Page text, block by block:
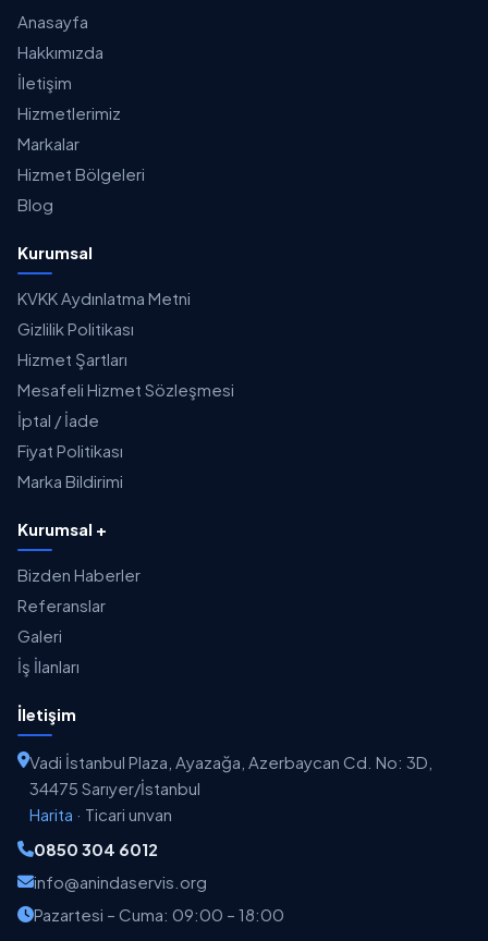
Anasayfa
Hakkımızda
İletişim
Hizmetlerimiz
Markalar
Hizmet Bölgeleri
Blog
Kurumsal
KVKK Aydınlatma Metni
Gizlilik Politikası
Hizmet Şartları
Mesafeli Hizmet Sözleşmesi
İptal / İade
Fiyat Politikası
Marka Bildirimi
Kurumsal +
Bizden Haberler
Referanslar
Galeri
İş İlanları
İletişim
Vadi İstanbul Plaza, Ayazağa, Azerbaycan Cd. No: 3D,
34475 Sarıyer/İstanbul
Harita · Ticari unvan
0850 304 6012
info@anindaservis.org
Pazartesi – Cuma: 09:00 – 18:00